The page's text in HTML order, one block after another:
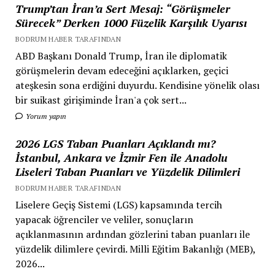
Trump’tan İran’a Sert Mesaj: “Görüşmeler
Sürecek” Derken 1000 Füzelik Karşılık Uyarısı
BODRUM HABER TARAFINDAN
ABD Başkanı Donald Trump, İran ile diplomatik
görüşmelerin devam edeceğini açıklarken, geçici
ateşkesin sona erdiğini duyurdu. Kendisine yönelik olası
bir suikast girişiminde İran'a çok sert...
Yorum yapın
2026 LGS Taban Puanları Açıklandı mı?
İstanbul, Ankara ve İzmir Fen ile Anadolu
Liseleri Taban Puanları ve Yüzdelik Dilimleri
BODRUM HABER TARAFINDAN
Liselere Geçiş Sistemi (LGS) kapsamında tercih
yapacak öğrenciler ve veliler, sonuçların
açıklanmasının ardından gözlerini taban puanları ile
yüzdelik dilimlere çevirdi. Milli Eğitim Bakanlığı (MEB),
2026...